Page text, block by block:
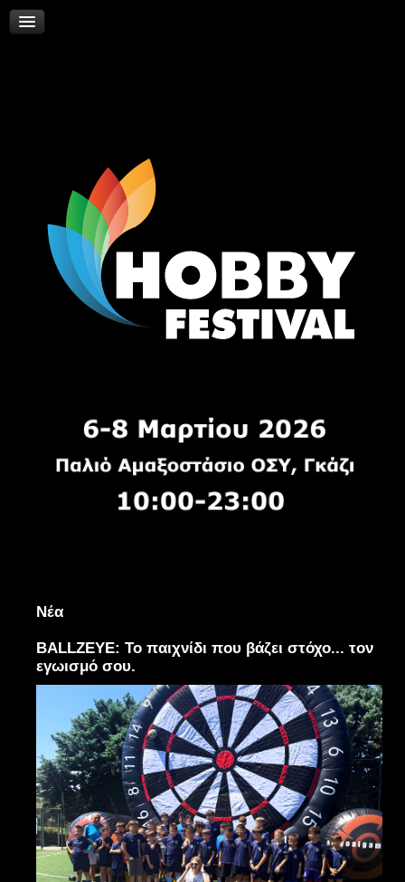
Νέα
BALLZEYE: Το παιχνίδι που βάζει στόχο... τον
εγωισμό σου.